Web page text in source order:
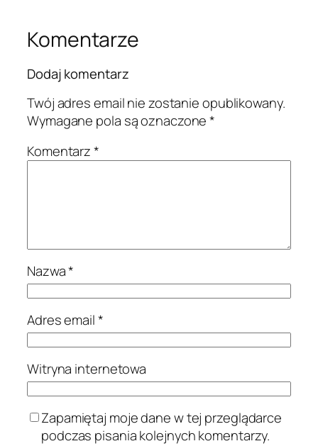
Komentarze
Dodaj komentarz
Twój adres email nie zostanie opublikowany.
Wymagane pola są oznaczone*
Komentarz*
Nazwa*
Adres email*
Witryna internetowa
Zapamiętaj moje dane w tej przeglądarce
podczas pisania kolejnych komentarzy.